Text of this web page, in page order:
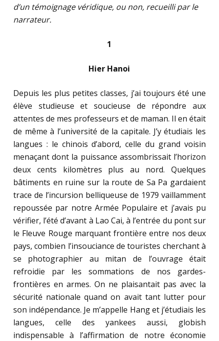
d’un témoignage véridique, ou non, recueilli par le
narrateur.
1
Hier Hanoi
Depuis les plus petites classes, j’ai toujours été une
élève studieuse et soucieuse de répondre aux
attentes de mes professeurs et de maman. Il en était
de même à l’université de la capitale. J’y étudiais les
langues : le chinois d’abord, celle du grand voisin
menaçant dont la puissance assombrissait l’horizon
deux cents kilomètres plus au nord. Quelques
bâtiments en ruine sur la route de Sa Pa gardaient
trace de l’incursion belliqueuse de 1979 vaillamment
repoussée par notre Armée Populaire et j’avais pu
vérifier, l’été d’avant à Lao Cai, à l’entrée du pont sur
le Fleuve Rouge marquant frontière entre nos deux
pays, combien l’insouciance de touristes cherchant à
se photographier au mitan de l’ouvrage était
refroidie par les sommations de nos gardes-
frontières en armes. On ne plaisantait pas avec la
sécurité nationale quand on avait tant lutter pour
son indépendance. Je m’appelle Hang et j’étudiais les
langues, celle des yankees aussi, globish
indispensable à l’affirmation de notre économie